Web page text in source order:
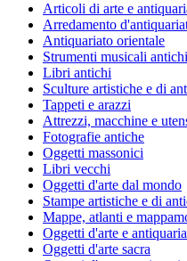
Articoli di arte e
Arredamento
Antiquariato orientale
Strumenti musicali antichi
Libri antichi
Sculture artistiche e di
Tappeti e arazzi
Attrezzi, macchine e
Fotografie antiche
Oggetti massonici
Libri vecchi
Oggetti d'arte dal mondo
Stampe artistiche e di
Mappe, atlanti e
Oggetti d'arte e
Oggetti d'arte sacra